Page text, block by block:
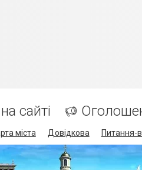
сайті
міста Довідкова Питання-